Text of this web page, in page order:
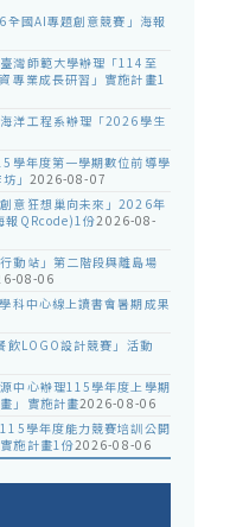
國AI專題創意競賽」海報
灣師範大學辦理「114至
專業成長研習」實施計畫1
洋工程系辦理「2026學生
學年度第一學期數位前導學
」 2026-08-07
意狂想巢向未來」2026年
報QRcode)1份2026-08-
動站」第二階段與離島場
08-06
科中心線上讀書會暑期成果
飲LOGO設計競賽」活動
中心辦理115學年度上學期
」實施計畫2026-08-06
學年度能力競賽培訓公開
施計畫1份2026-08-06